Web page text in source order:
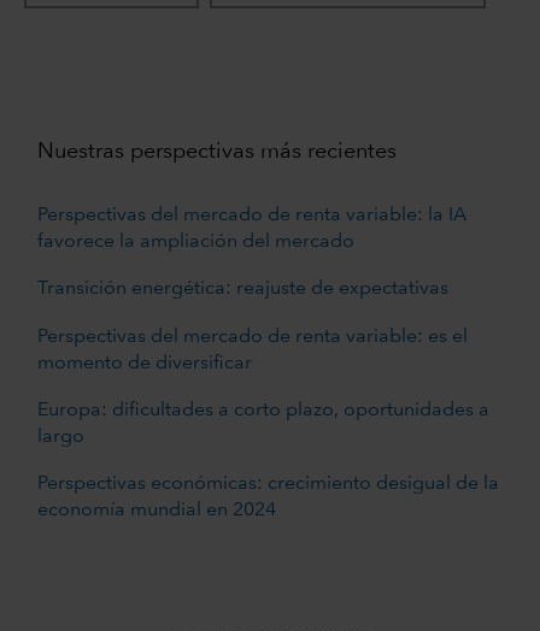
Nuestras perspectivas más recientes
Perspectivas del mercado de renta variable: la IA
favorece la ampliación del mercado
Transición energética: reajuste de expectativas
Perspectivas del mercado de renta variable: es el
momento de diversificar
Europa: dificultades a corto plazo, oportunidades a
largo
Perspectivas económicas: crecimiento desigual de la
economía mundial en 2024